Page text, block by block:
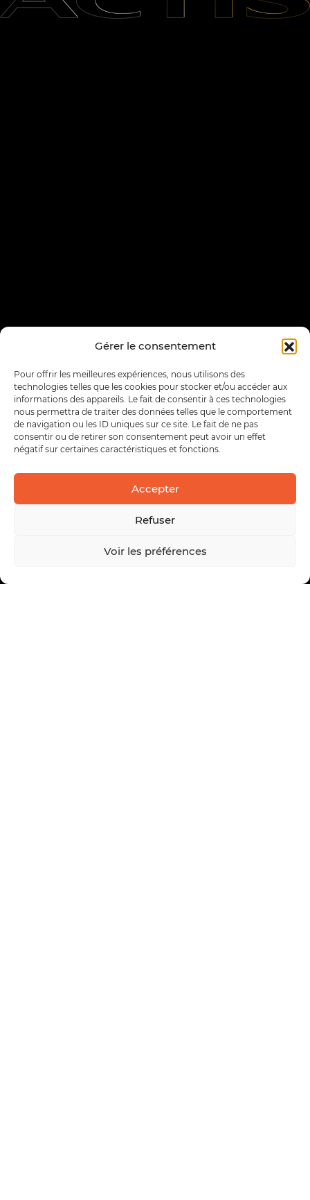
Gérer le consentement
Pour offrir les meilleures expériences, nous utilisons des
technologies telles que les cookies pour stocker et/ou accéder aux
informations des appareils. Le fait de consentir à ces technologies
nous permettra de traiter des données telles que le comportement
de navigation ou les ID uniques sur ce site. Le fait de ne pas
consentir ou de retirer son consentement peut avoir un effet
négatif sur certaines caractéristiques et fonctions.
Accepter
Refuser
Voir les préférences